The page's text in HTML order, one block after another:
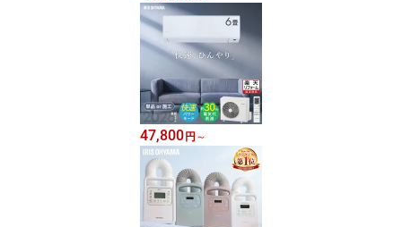
47,800 円 ～